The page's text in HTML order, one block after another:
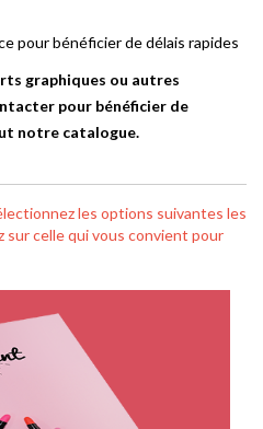
pour bénéficier de délais rapides
graphiques ou autres
pour bénéficier de
notre catalogue.
les options suivantes les
sur celle qui vous convient pour